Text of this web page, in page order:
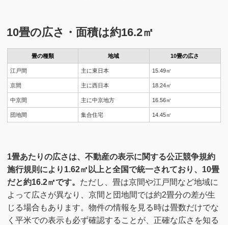
10畳の広さ・面積は約16.2㎡
畳の種類 地域 10畳の広さ
江戸間 主に東日本 15.49㎡
京間 主に西日本 18.24㎡
中京間 主に中京地方 16.56㎡
団地間 集合住宅 14.45㎡
1畳あたりの広さは、不動産の表示に関する公正競争規約
施行規則により1.62㎡以上と全国で統一されており、10畳
だと約16.2㎡です。 ただし、畳は京間や江戸間など地域に
よって広さが異なり、京間と団地間では約2畳分の差が生
じる場合もあります。物件の情報を見る時は畳数だけでな
く平米での表示も必ず確認することが、正確な広さを知る